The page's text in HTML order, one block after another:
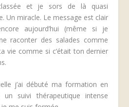
et je sors de là quasi
Un miracle. Le message est clair
aujourd’hui (même si je
raconter des salades comme
vie comme si c’était ton dernier
j’ai débuté ma formation en
un suivi thérapeutique intense